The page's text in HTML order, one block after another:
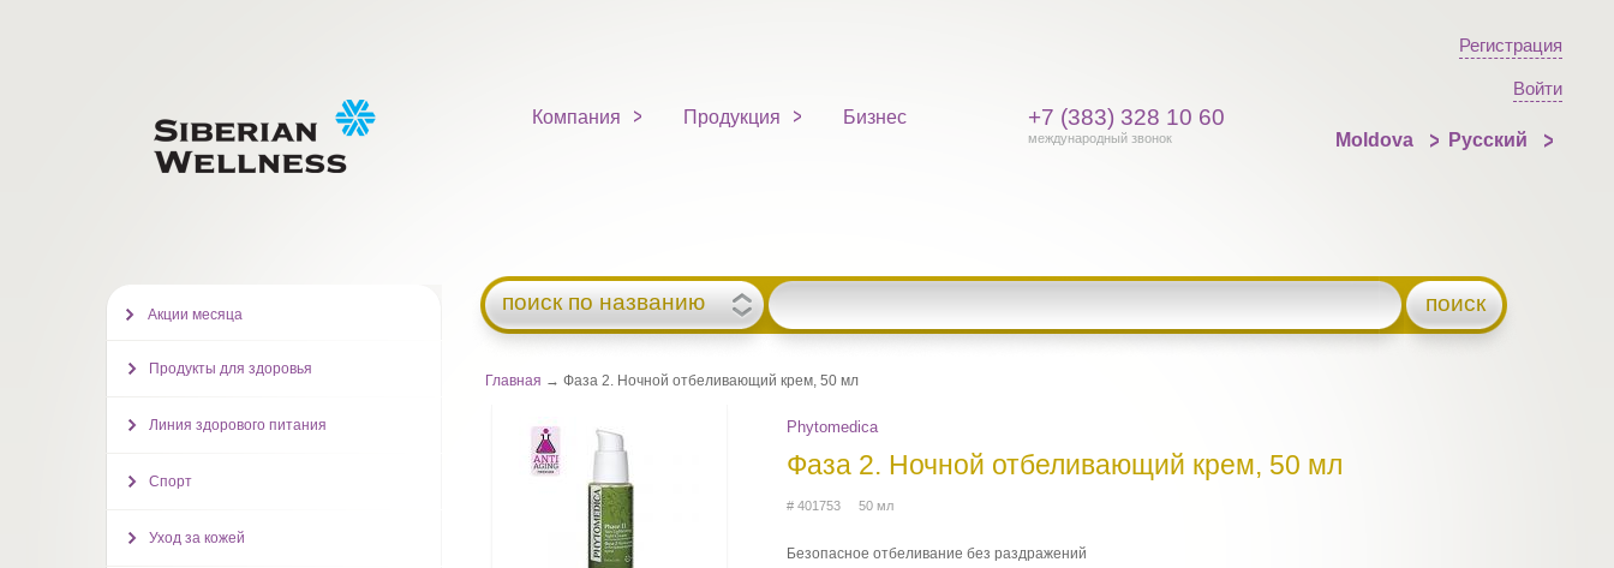
Компания Продукция Бизнес +7 (383) 328 10 60
международный звонок
Регистрация
Войти
Moldova Русский
поиск по названию поиск
Главная → Фаза 2. Ночной отбеливающий крем, 50 мл
Phytomedica
Фаза 2. Ночной отбеливающий крем, 50 мл
# 401753 50 мл
Безопасное отбеливание без раздражений
Акции месяца
Продукты для здоровья
Линия здорового питания
Спорт
Уход за кожей